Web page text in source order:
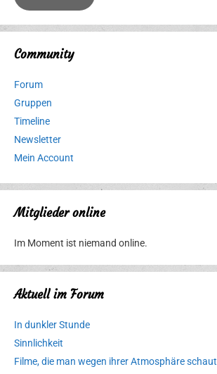
Community
Forum
Gruppen
Timeline
Newsletter
Mein Account
Mitglieder online
Im Moment ist niemand online.
Aktuell im Forum
In dunkler Stunde
Sinnlichkeit
Filme, die man wegen ihrer Atmosphäre schaut